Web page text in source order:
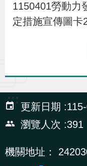
1150401勞動力
定措施宣傳圖卡
:::
更新日期
瀏覽人次
391
機關地址：